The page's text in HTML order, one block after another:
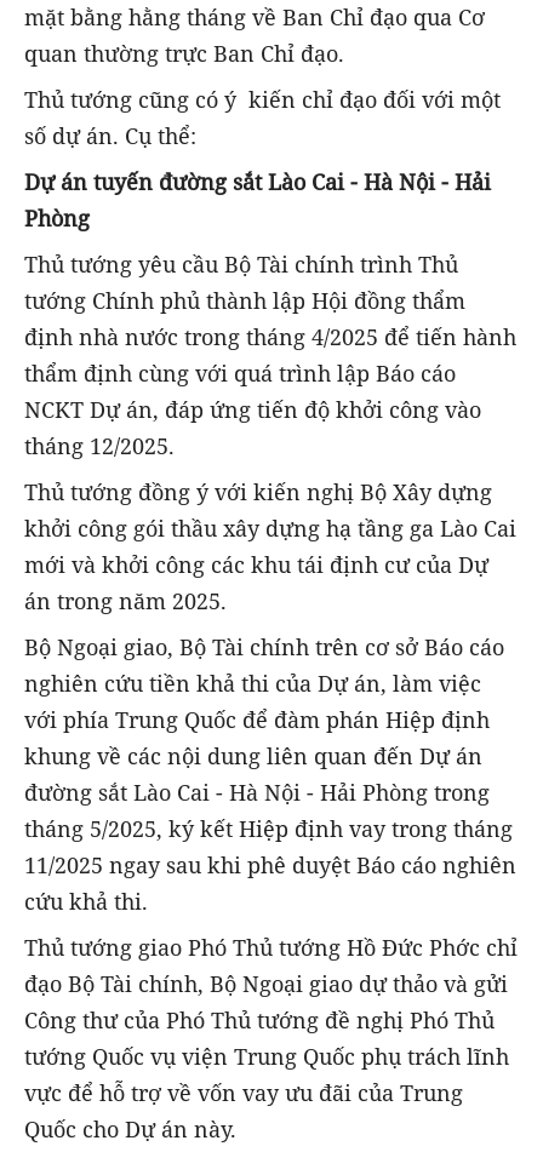
mặt bằng hằng tháng về Ban Chỉ đạo qua Cơ
quan thường trực Ban Chỉ đạo.
Thủ tướng cũng có ý kiến chỉ đạo đối với một
số dự án. Cụ thể:
Dự án tuyến đường sắt Lào Cai - Hà Nội - Hải
Phòng
Thủ tướng yêu cầu Bộ Tài chính trình Thủ
tướng Chính phủ thành lập Hội đồng thẩm
định nhà nước trong tháng 4/2025 để tiến hành
thẩm định cùng với quá trình lập Báo cáo
NCKT Dự án, đáp ứng tiến độ khởi công vào
tháng 12/2025.
Thủ tướng đồng ý với kiến nghị Bộ Xây dựng
khởi công gói thầu xây dựng hạ tầng ga Lào Cai
mới và khởi công các khu tái định cư của Dự
án trong năm 2025.
Bộ Ngoại giao, Bộ Tài chính trên cơ sở Báo cáo
nghiên cứu tiền khả thi của Dự án, làm việc
với phía Trung Quốc để đàm phán Hiệp định
khung về các nội dung liên quan đến Dự án
đường sắt Lào Cai - Hà Nội - Hải Phòng trong
tháng 5/2025, ký kết Hiệp định vay trong tháng
11/2025 ngay sau khi phê duyệt Báo cáo nghiên
cứu khả thi.
Thủ tướng giao Phó Thủ tướng Hồ Đức Phớc chỉ
đạo Bộ Tài chính, Bộ Ngoại giao dự thảo và gửi
Công thư của Phó Thủ tướng đề nghị Phó Thủ
tướng Quốc vụ viện Trung Quốc phụ trách lĩnh
vực để hỗ trợ về vốn vay ưu đãi của Trung
Quốc cho Dự án này.